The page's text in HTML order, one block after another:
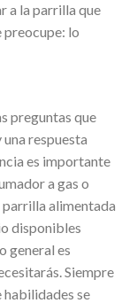
a la parrilla que
preocupe: lo
preguntas que
respuesta
es importante
a gas o
parrilla alimentada
disponibles
general es
Siempre
habilidades se